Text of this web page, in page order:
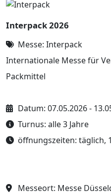
Interpack 2026
Messe: Interpack
Internationale Messe für
Packmittel
Datum: 07.05.2026-
Turnus: alle 3 Jahre
öffnungszeiten: täglich,
Messeort: Messe